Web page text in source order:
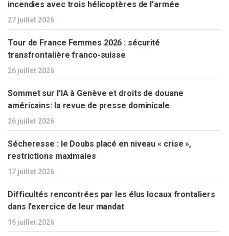
incendies avec trois hélicoptères de l’armée
27 juillet 2026
Tour de France Femmes 2026 : sécurité
transfrontalière franco-suisse
26 juillet 2026
Sommet sur l’IA à Genève et droits de douane
américains: la revue de presse dominicale
26 juillet 2026
Sécheresse : le Doubs placé en niveau « crise »,
restrictions maximales
17 juillet 2026
Difficultés rencontrées par les élus locaux frontaliers
dans l’exercice de leur mandat
16 juillet 2026